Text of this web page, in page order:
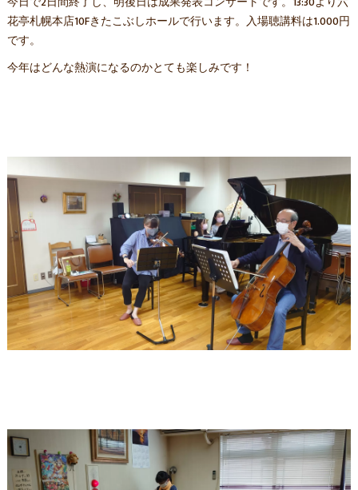
花亭札幌本店10Fきたこぶしホールで行います。入場聴講料は1.000円
です。
今年はどんな熱演になるのかとても楽しみです！